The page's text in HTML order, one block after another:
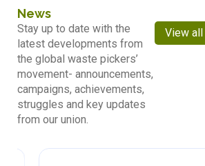
News
Stay up to date with the
latest developments from
the global waste pickers’
movement- announcements,
campaigns, achievements,
struggles and key updates
from our union.
View all